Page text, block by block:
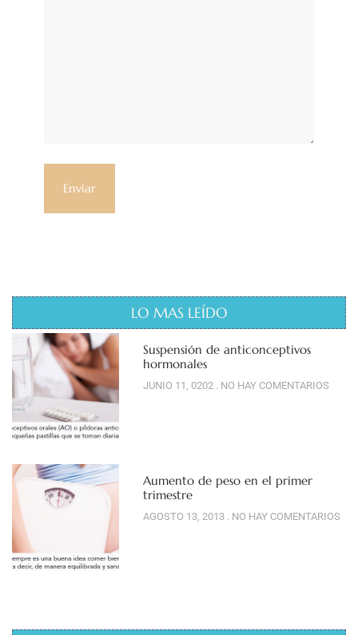
LO MAS LEÍDO
Suspensión de anticonceptivos
hormonales
JUNIO 11, 0202 NO HAY COMENTARIOS
Aumento de peso en el primer
trimestre
AGOSTO 13, 2013 NO HAY COMENTARIOS